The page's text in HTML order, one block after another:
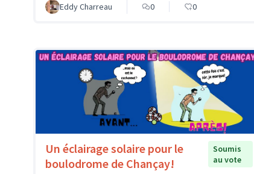
Eddy Charreau 0 0
Un éclairage solaire pour le
boulodrome de Chançay!
Soumis
au vote